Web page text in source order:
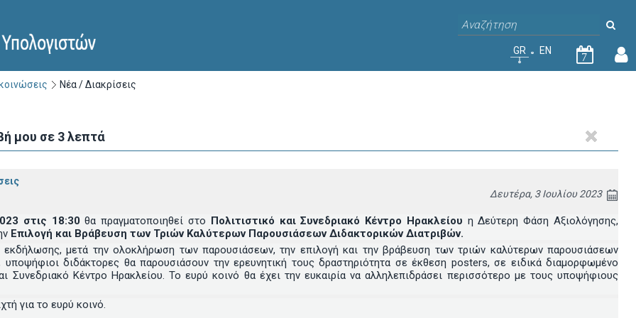
GR EN
7
Νέα / Διακρίσεις
μου σε 3 λεπτά
Δευτέρα, 3 Ιουλίου 2023
στις 18:30θα πραγματοποιηθεί στο Πολιτιστικό και Συνεδριακό Κέντρο Ηρακλείου η Δεύτερη Φάση Αξιολόγησης,
Επιλογή και Βράβευση των Τριών Καλύτερων Παρουσιάσεων Διδακτορικών Διατριβών.
εκδήλωσης, μετά την ολοκλήρωση των παρουσιάσεων, την επιλογή και την βράβευση των τριών καλύτερων παρουσιάσεων
υποψήφιοι διδάκτορες θα παρουσιάσουν την ερευνητική τους δραστηριότητα σε έκθεση posters, σε ειδικά διαμορφωμένο
Συνεδριακό Κέντρο Ηρακλείου. Το ευρύ κοινό θα έχει την ευκαιρία να αλληλεπιδράσει περισσότερο με τους υποψήφιους
για το ευρύ κοινό.